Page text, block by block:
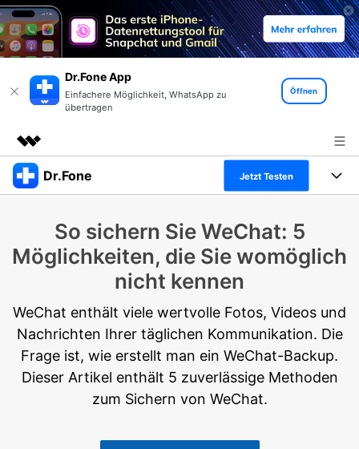
Dr.Fone App
Einfachere Möglichkeit, WhatsApp zu
übertragen
Öffnen
Top-Produkte
Dienstprogramme
Überblick
Lösungen
Über uns
Shop
Support
Dr.Fone Jetzt Testen
Alles-in-einem-Toolkit
Weitere Tools und Apps
Full Toolkit anzeigen >
Lösungen
Entdecken Sie weitere Dr.Fone-Lösungen
Ressourcen & Lernen
Hilfe und Unterstützung erhalten
Android 16 FRP-Umgehung
DOWNLOAD Anmelden
So sichern Sie WeChat: 5
Möglichkeiten, die Sie womöglich
nicht kennen
WeChat enthält viele wertvolle Fotos, Videos und
Nachrichten Ihrer täglichen Kommunikation. Die
Frage ist, wie erstellt man ein WeChat-Backup.
Dieser Artikel enthält 5 zuverlässige Methoden
zum Sichern von WeChat.